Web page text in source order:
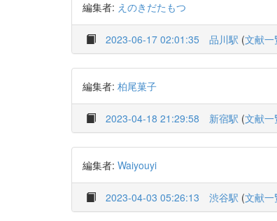
編集者: えのきだたもつ
2023-06-17 02:01:35 品川駅 (文献一
編集者: 柏尾菓子
2023-04-18 21:29:58 新宿駅 (文献一
編集者: Waiyouyi
2023-04-03 05:26:13 渋谷駅 (文献一